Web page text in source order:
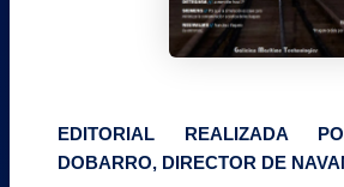
EDITORIAL REALIZADA
DOBARRO, DIRECTOR DE